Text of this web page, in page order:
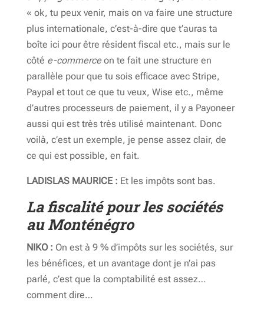
« ok, tu peux venir, mais on va faire une structure
plus internationale, c’est-à-dire que t’auras ta
boîte ici pour être résident fiscal etc., mais sur le
côté e-commerceon te fait une structure en
parallèle pour que tu sois efficace avec Stripe,
Paypal et tout ce que tu veux, Wise etc., même
d’autres processeurs de paiement, il y a Payoneer
aussi qui est très très utilisé maintenant. Donc
voilà, c’est un exemple, je pense assez clair, de
ce qui est possible, en fait.
LADISLAS MAURICE : Et les impôts sont bas.
La fiscalité pour les sociétés
au Monténégro
NIKO : On est à 9 % d’impôts sur les sociétés, sur
les bénéfices, et un avantage dont je n’ai pas
parlé, c’est que la comptabilité est assez…
comment dire…